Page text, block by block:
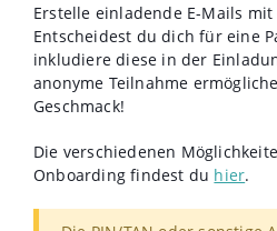
Erstelle einladende E-Mails mit
Entscheidest du dich für eine
inkludiere diese in der
anonyme Teilnahme
Geschmack!
Die verschiedenen
Onboarding findest du hier.